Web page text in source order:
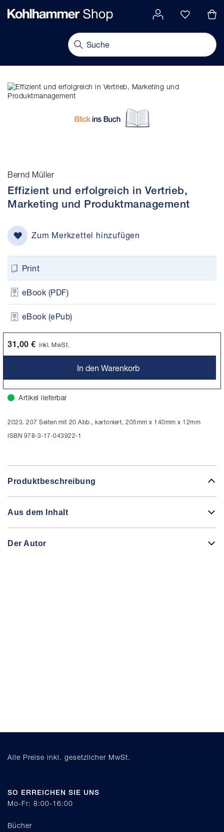
springen
Bernd Müller
Effizient und erfolgreich in Vertrieb,
Marketing und Produktmanagement
Zum Merkzettel hinzufügen
Print
eBook (PDF)
eBook (ePub)
31,00 € inkl. MwSt.
In den Warenkorb
Artikel lieferbar
2023. 207 Seiten mit 20 Abb., kartoniert, 205mm x 140mm x 12mm
ISBN 978-3-17-043922-1
Produktbeschreibung
Aus dem Inhalt
Der Autor
Alle Preise inkl. gesetzlicher MwSt.
SO ERREICHEN SIE UNS
Mo-Fr: 8:00-16:00
Bücher